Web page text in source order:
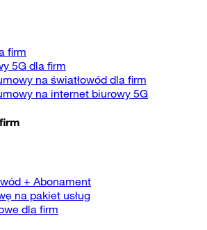
firm
5G dla firm
na światłowód dla firm
na internet biurowy 5G
+ Abonament
na pakiet usług
dla firm